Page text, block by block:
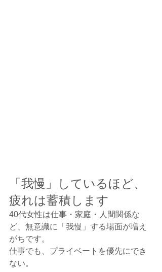
「我慢」しているほど、
疲れは蓄積します
40代女性は仕事・家庭・人間関係な
ど、無意識に「我慢」する場面が増え
がちです。
仕事でも、プライベートを優先にでき
ない。